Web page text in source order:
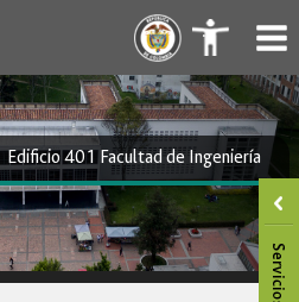
. .
Edificio 401 Facultad de Ingeniería